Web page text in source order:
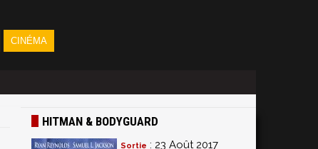
CINÉMA
HITMAN & BODYGUARD
Sortie : 23 Août 2017